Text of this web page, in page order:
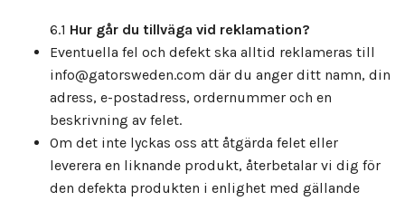
6.1 Hur går du tillväga vid reklamation?
Eventuella fel och defekt ska alltid reklameras till
info@gatorsweden.com där du anger ditt namn, din
adress, e-postadress, ordernummer och en
beskrivning av felet.
Om det inte lyckas oss att åtgärda felet eller
leverera en liknande produkt, återbetalar vi dig för
den defekta produkten i enlighet med gällande